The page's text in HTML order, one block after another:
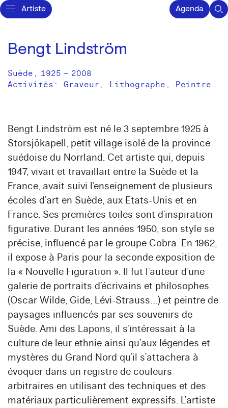
Artiste Agenda
Bengt Lindström
Suède , 1925 – 2008
Activités: Graveur Lithographe Peintre
Bengt Lindström est né le 3 septembre 1925 à
Storsjökapell, petit village isolé de la province
suédoise du Norrland. Cet artiste qui, depuis
1947, vivait et travaillait entre la Suède et la
France, avait suivi l’enseignement de plusieurs
écoles d’art en Suède, aux Etats-Unis et en
France. Ses premières toiles sont d’inspiration
figurative. Durant les années 1950, son style se
précise, influencé par le groupe Cobra. En 1962,
il expose à Paris pour la seconde exposition de
la « Nouvelle Figuration ». Il fut l’auteur d’une
galerie de portraits d’écrivains et philosophes
(Oscar Wilde, Gide, Lévi-Strauss…) et peintre de
paysages influencés par ses souvenirs de
Suède. Ami des Lapons, il s’intéressait à la
culture de leur ethnie ainsi qu’aux légendes et
mystères du Grand Nord qu’il s’attachera à
évoquer dans un registre de couleurs
arbitraires en utilisant des techniques et des
matériaux particulièrement expressifs. L’artiste